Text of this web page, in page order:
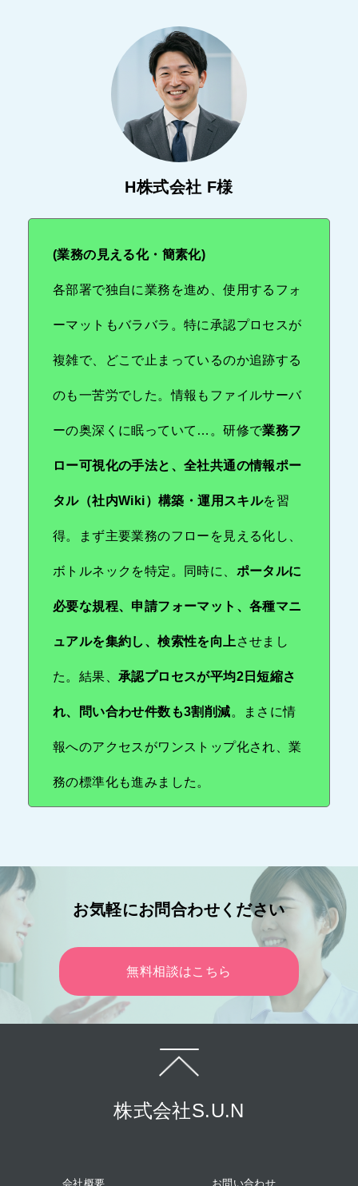
H株式会社 F様
(業務の見える化・簡素化)
各部署で独自に業務を進め、使用するフォ
ーマットもバラバラ。特に承認プロセスが
複雑で、どこで止まっているのか追跡する
のも一苦労でした。情報もファイルサーバ
ーの奥深くに眠っていて…。研修で業務フ
ロー可視化の手法と、全社共通の情報ポー
タル（社内Wiki）構築・運用スキルを習
得。まず主要業務のフローを見える化し、
ボトルネックを特定。同時に、 ポータルに
必要な規程、申請フォーマット、各種マニ
ュアルを集約し、検索性を向上 させまし
た。結果、 承認プロセスが平均2日短縮さ
れ、問い合わせ件数も3割削減。まさに情
報へのアクセスがワンストップ化され、業
務の標準化も進みました。
お気軽にお問合わせください
無料相談はこちら
株式会社S.U.N
会社概要 お問い合わせ